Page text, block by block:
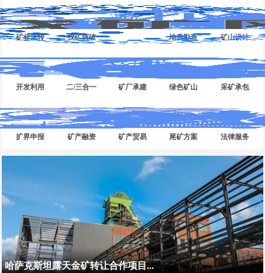
矿权流转 找矿突破 地质勘查 矿山设计
开发利用 二/三合一 矿厂承建 绿色矿山 采矿承包
扩界申报 矿产融资 矿产贸易 尾矿方案 法律服务
哈萨克斯坦露天金矿转让合作项目...